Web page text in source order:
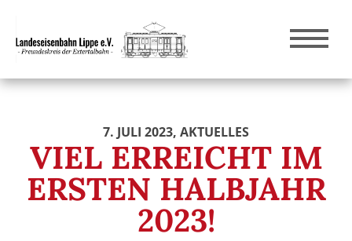
7. JULI 2023, AKTUELLES
VIEL ERREICHT IM
ERSTEN HALBJAHR
2023!